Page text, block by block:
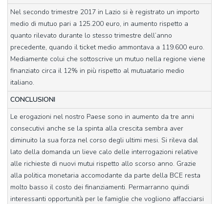
Nel secondo trimestre 2017 in Lazio si è registrato un importo
medio di mutuo pari a 125.200 euro, in aumento rispetto a
quanto rilevato durante lo stesso trimestre dell’anno
precedente, quando il ticket medio ammontava a 119.600 euro.
Mediamente colui che sottoscrive un mutuo nella regione viene
finanziato circa il 12% in più rispetto al mutuatario medio
italiano.
CONCLUSIONI
Le erogazioni nel nostro Paese sono in aumento da tre anni
consecutivi anche se la spinta alla crescita sembra aver
diminuito la sua forza nel corso degli ultimi mesi. Si rileva dal
lato della domanda un lieve calo delle interrogazioni relative
alle richieste di nuovi mutui rispetto allo scorso anno. Grazie
alla politica monetaria accomodante da parte della BCE resta
molto basso il costo dei finanziamenti. Permarranno quindi
interessanti opportunità per le famiglie che vogliono affacciarsi